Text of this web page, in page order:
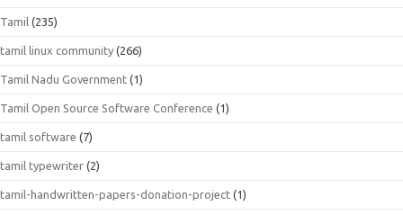
Tamil (235)
tamil linux community (266)
Tamil Nadu Government (1)
Tamil Open Source Software Conference (1)
tamil software (7)
tamil typewriter (2)
tamil-handwritten-papers-donation-project (1)